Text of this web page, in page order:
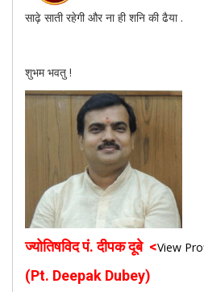
साढ़े साती रहेगी और ना ही शनि की ढैया .
शुभम भवतु !
ज्योतिषविद पं. दीपक दूबे <View
(Pt. Deepak Dubey)